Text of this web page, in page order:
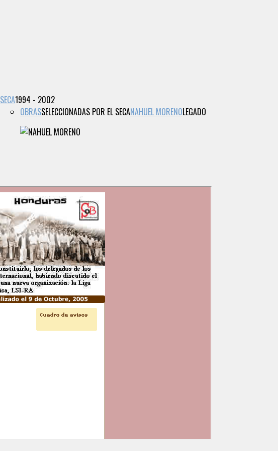
SECA1994 - 2002
NAHUEL MORENOLEGADO
OBRASSELECCIONADAS POR EL SECA